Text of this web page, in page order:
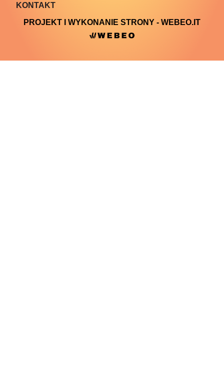
KONTAKT
PROJEKT I WYKONANIE STRONY - WEBEO.IT